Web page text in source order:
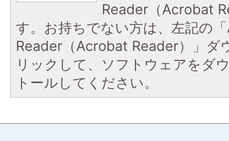
Reader（Acrobat
す。お持ちでない方は、左記の
Reader（Acrobat Reader）」ダ
リックして、ソフトウェアをダ
トールしてください。